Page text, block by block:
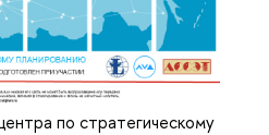
по стратегическому